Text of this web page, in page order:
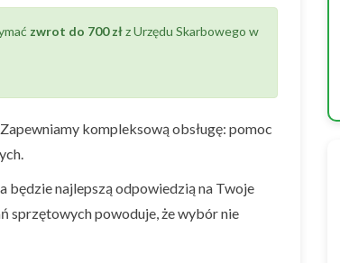
zwrot do 700 złz Urzędu Skarbowego w
Zapewniamy kompleksową obsługę: pomoc
będzie najlepszą odpowiedzią na Twoje
sprzętowych powoduje, że wybór nie